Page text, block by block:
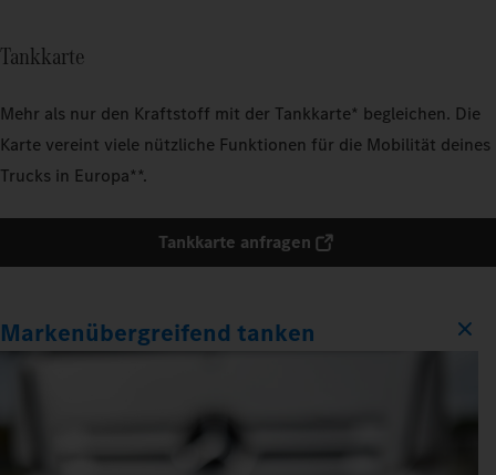
Tankkarte
Mehr als nur den Kraftstoff mit der Tankkarte* begleichen. Die
Karte vereint viele nützliche Funktionen für die Mobilität deines
Trucks in Europa**.
Tankkarte anfragen
Markenübergreifend tanken